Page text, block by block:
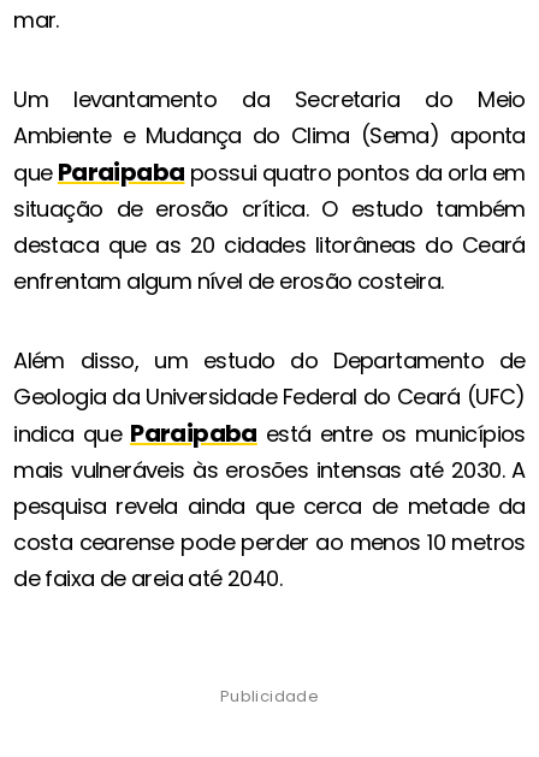
mar.
Um levantamento da Secretaria do Meio
Ambiente e Mudança do Clima (Sema) aponta
que Paraipaba possui quatro pontos da orla em
situação de erosão crítica. O estudo também
destaca que as 20 cidades litorâneas do Ceará
enfrentam algum nível de erosão costeira.
Além disso, um estudo do Departamento de
Geologia da Universidade Federal do Ceará (UFC)
indica que Paraipaba está entre os municípios
mais vulneráveis às erosões intensas até 2030. A
pesquisa revela ainda que cerca de metade da
costa cearense pode perder ao menos 10 metros
de faixa de areia até 2040.
Publicidade